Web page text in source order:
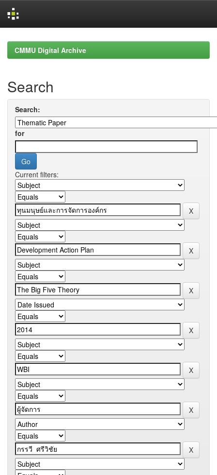
navigationCMMU Digital Archive
Search
Search:
for
Current filters: